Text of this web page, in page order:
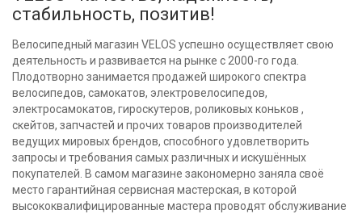
стабильность, позитив!
Велосипедный магазин VELOS успешно осуществляет свою
деятельность и развивается на рынке с 2000-го года.
Плодотворно занимается продажей широкого спектра
велосипедов, самокатов, электровелосипедов,
электросамокатов, гироскутеров, роликовых коньков ,
скейтов, запчастей и прочих товаров производителей
ведущих мировых брендов, способного удовлетворить
запросы и требования самых различных и искушённых
покупателей. В самом магазине закономерно заняла своё
место гарантийная сервисная мастерская, в которой
высококвалифицированные мастера проводят обслуживание